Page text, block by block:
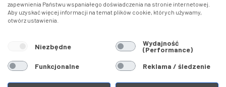
Pamiętaj, że eBony za produkty SIDI dotyczą zakupów w sklepach
SIDI Center, produkty Castelli zakupów w placówkach tworzących
Castelli Center.
zapewnienia Państwu wspaniałego doświadczenia na stronie internetowej.
Aby uzyskać więcej informacji na temat plików cookie, których używamy,
otwórz ustawienia.
Niezbędne Wydajność
(Performance)
Funkcjonalne
Reklama / śledzenie